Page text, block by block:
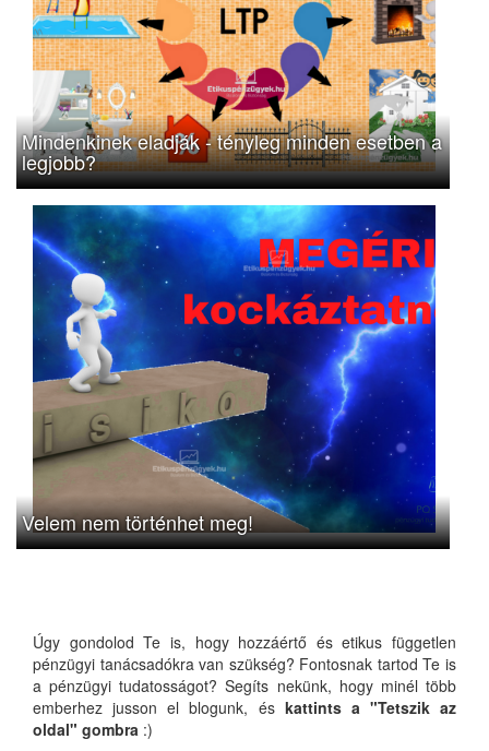
Mindenkinek eladják - tényleg minden esetben a
legjobb?
Velem nem történhet meg!
Úgy gondolod Te is, hogy hozzáértő és etikus független
pénzügyi tanácsadókra van szükség? Fontosnak tartod Te is
a pénzügyi tudatosságot? Segíts nekünk, hogy minél több
emberhez jusson el blogunk, és kattints a "Tetszik az
oldal" gombra :)